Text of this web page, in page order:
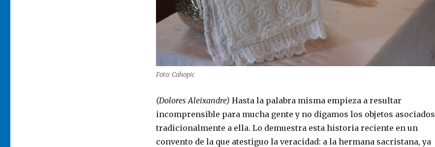
Foto: Cahopic
(Dolores Aleixandre) Hasta la palabra misma empieza a resultar
incomprensible para mucha gente y no digamos los objetos asociados
tradicionalmente a ella. Lo demuestra esta historia reciente en un
convento de la que atestiguo la veracidad: a la hermana sacristana, ya